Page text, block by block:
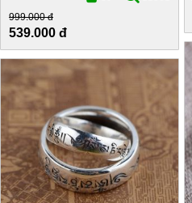
999.000 đ
539.000 đ